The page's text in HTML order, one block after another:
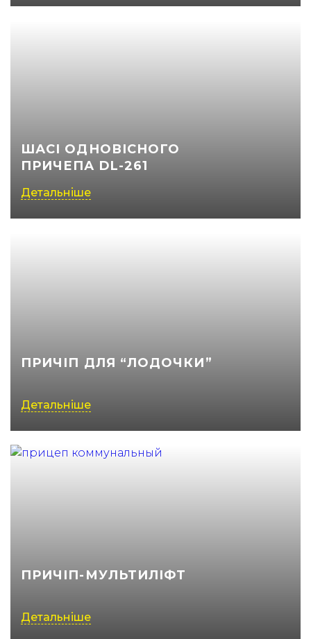
ШАСІ ОДНОВІСНОГО
ПРИЧЕПА DL-261
Детальніше
ПРИЧІП ДЛЯ “ЛОДОЧКИ”
Детальніше
ПРИЧІП-МУЛЬТИЛІФТ
Детальніше